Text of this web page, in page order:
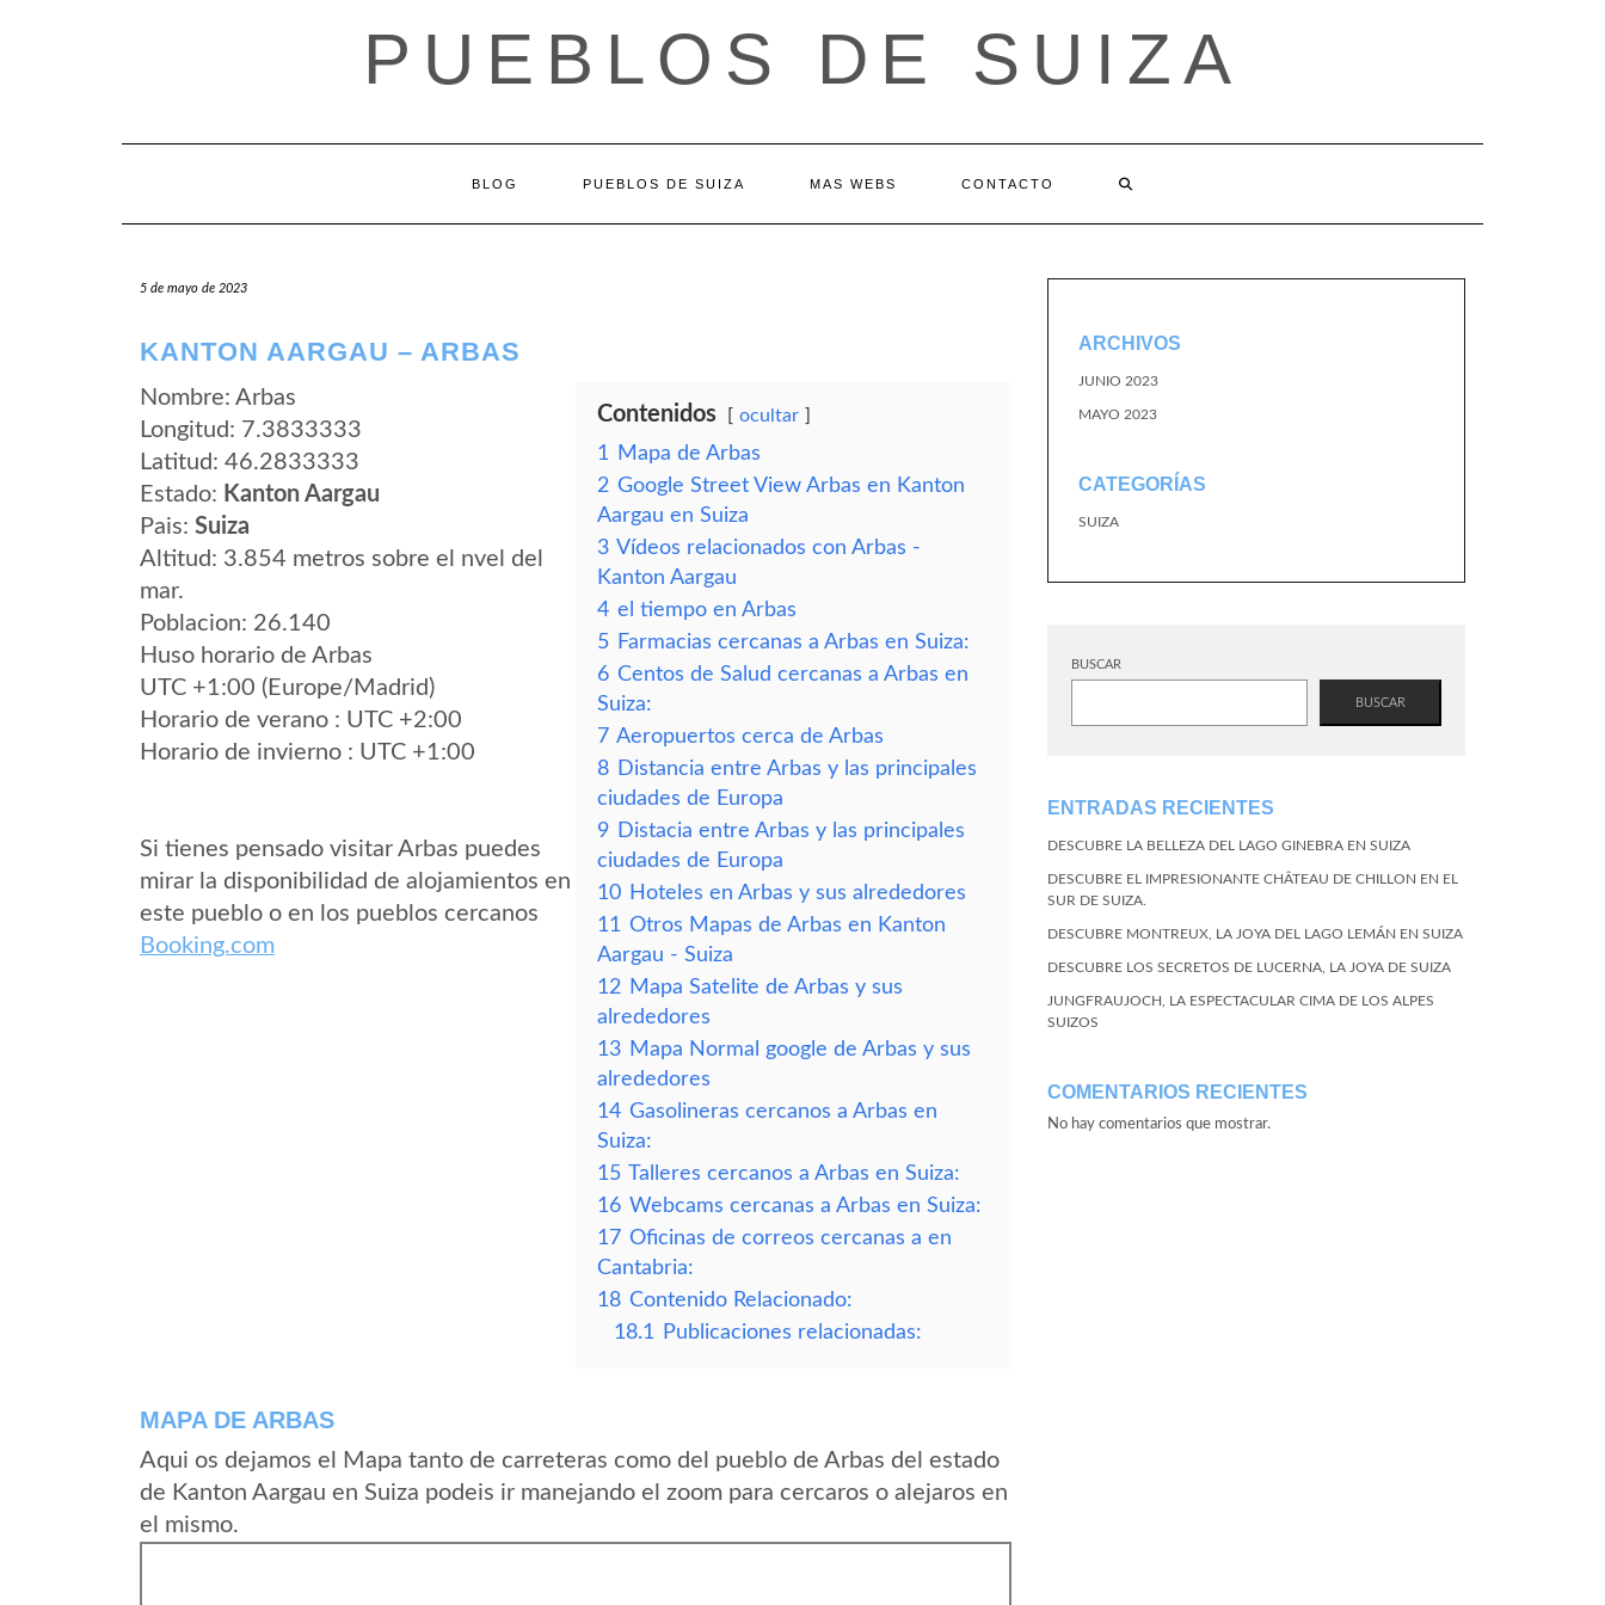
PUEBLOS DE SUIZA
BLOG PUEBLOS DE SUIZA MAS WEBS CONTACTO
5 de mayo de 2023
KANTON AARGAU – ARBAS
Nombre: Arbas
Longitud: 7.3833333
Latitud: 46.2833333
Estado: Kanton Aargau
Pais: Suiza
Altitud: 3.854 metros sobre el nvel del
mar.
Poblacion: 26.140
Huso horario de Arbas
UTC +1:00 (Europe/Madrid)
Horario de verano : UTC +2:00
Horario de invierno : UTC +1:00
Si tienes pensado visitar Arbas puedes
mirar la disponibilidad de alojamientos en
este pueblo o en los pueblos cercanos
Booking.com
Contenidos ocultar
1
Mapa de Arbas
2 Google Street View Arbas en Kanton
Aargau en Suiza
3 Vídeos relacionados con Arbas -
Kanton Aargau
4 el tiempo en Arbas
5 Farmacias cercanas a Arbas en Suiza:
6 Centos de Salud cercanas a Arbas en
Suiza:
7 Aeropuertos cerca de Arbas
8 Distancia entre Arbas y las principales
ciudades de Europa
9 Distacia entre Arbas y las principales
ciudades de Europa
10 Hoteles en Arbas y sus alrededores
11 Otros Mapas de Arbas en Kanton
Aargau - Suiza
12 Mapa Satelite de Arbas y sus
alrededores
13 Mapa Normal google de Arbas y sus
alrededores
14 Gasolineras cercanos a Arbas en
Suiza:
15 Talleres cercanos a Arbas en Suiza:
16 Webcams cercanas a Arbas en Suiza:
17 Oficinas de correos cercanas a en
Cantabria:
18 Contenido Relacionado:
18.1
Publicaciones relacionadas:
MAPA DE ARBAS
Aqui os dejamos el Mapa tanto de carreteras como del pueblo de Arbas del estado
de Kanton Aargau en Suiza podeis ir manejando el zoom para cercaros o alejaros en
el mismo.
ARCHIVOS
JUNIO 2023
MAYO 2023
CATEGORÍAS
SUIZA
BUSCAR
BUSCAR
ENTRADAS RECIENTES
DESCUBRE LA BELLEZA DEL LAGO GINEBRA EN SUIZA
DESCUBRE EL IMPRESIONANTE CHÂTEAU DE CHILLON EN EL
SUR DE SUIZA.
DESCUBRE MONTREUX, LA JOYA DEL LAGO LEMÁN EN SUIZA
DESCUBRE LOS SECRETOS DE LUCERNA, LA JOYA DE SUIZA
JUNGFRAUJOCH, LA ESPECTACULAR CIMA DE LOS ALPES
SUIZOS
COMENTARIOS RECIENTES
No hay comentarios que mostrar.